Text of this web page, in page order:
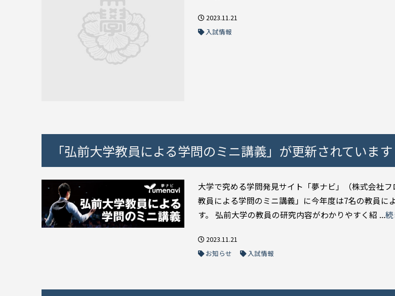
2023.11.21
入試情報
「弘前大学教員による学問のミニ講義」が更新されています
大学で究める学問発見サイト「夢ナビ」（株式会社
教員による学問のミニ講義」に今年度は7名の教員に
す。 弘前大学の教員の研究内容がわかりやすく紹 ...
2023.11.21
お知らせ
入試情報